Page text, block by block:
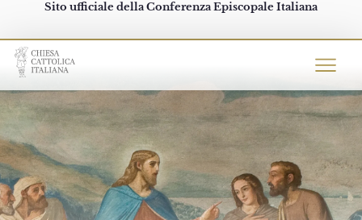
Sito ufficiale della Conferenza Episcopale Italiana
Chiesacattolica.it